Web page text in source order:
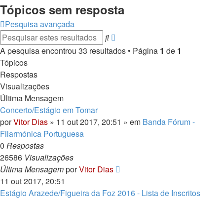
Tópicos sem resposta
Pesquisa avançada
Pesquisar
avançada
A pesquisa encontrou 33 resultados • Página 1 de 1
Tópicos
Respostas
Visualizações
Última Mensagem
Concerto/Estágio em Tomar
porVitor Dias » 11 out 2017, 20:51 » em Banda Fórum -
Filarmónica Portuguesa
0 Respostas
26586 Visualizações
Última MensagemporVitor Dias
11 out 2017, 20:51
Estágio Arazede/Figueira da Foz 2016 - Lista de Inscritos